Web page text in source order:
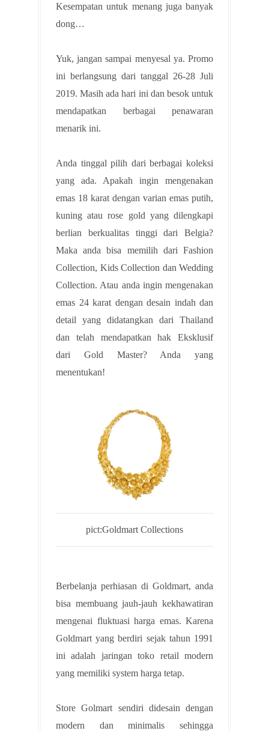
Kesempatan untuk menang juga banyak
dong…
Yuk, jangan sampai menyesal ya. Promo
ini berlangsung dari tanggal 26-28 Juli
2019. Masih ada hari ini dan besok untuk
mendapatkan berbagai penawaran
menarik ini.
Anda tinggal pilih dari berbagai koleksi
yang ada. Apakah ingin mengenakan
emas 18 karat dengan varian emas putih,
kuning atau rose gold yang dilengkapi
berlian berkualitas tinggi dari Belgia?
Maka anda bisa memilih dari Fashion
Collection, Kids Collection dan Wedding
Collection. Atau anda ingin mengenakan
emas 24 karat dengan desain indah dan
detail yang didatangkan dari Thailand
dan telah mendapatkan hak Eksklusif
dari Gold Master? Anda yang
menentukan!
pict:Goldmart Collections
Berbelanja perhiasan di Goldmart, anda
bisa membuang jauh-jauh kekhawatiran
mengenai fluktuasi harga emas. Karena
Goldmart yang berdiri sejak tahun 1991
ini adalah jaringan toko retail modern
yang memiliki system harga tetap.
Store Golmart sendiri didesain dengan
modern dan minimalis sehingga